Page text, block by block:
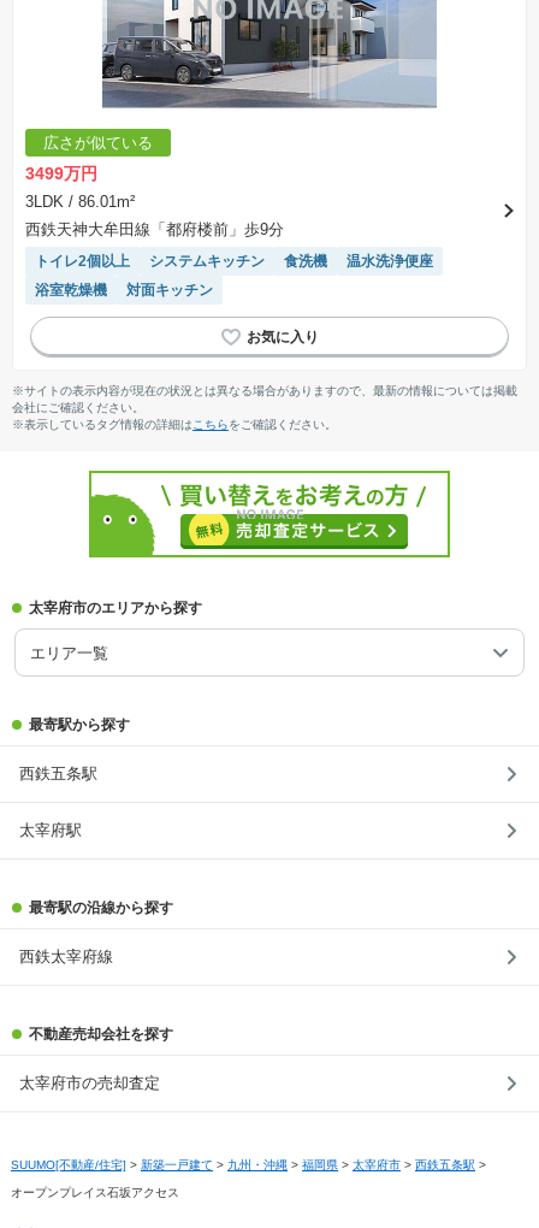
広さが似ている
3499万円
3LDK / 86.01m²
西鉄天神大牟田線「都府楼前」歩9分
トイレ2個以上 システムキッチン 食洗機
温水洗浄便座
浴室乾燥機
対面キッチン
※サイトの表示内容が現在の状況とは異なる場合がありますので、最新の情報については掲載
会社にご確認ください。
※表示しているタグ情報の詳細は こちらをご確認ください。
太宰府市のエリアから探す
エリア一覧
最寄駅から探す
西鉄五条駅
太宰府駅
最寄駅の沿線から探す
西鉄太宰府線
不動産売却会社を探す
太宰府市の売却査定
SUUMO[不動産/住宅] > 新築一戸建て > 九州・沖縄 > 福岡県 > 太宰府市 > 西鉄五条駅 >
オープンプレイス石坂アクセス